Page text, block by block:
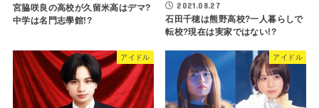
宮脇咲良の高校が久留米高はデマ?
中学は名門志學館!?
2021.08.27
石田千穂は熊野高校?一人暮らしで
転校?現在は実家ではない!?
アイドル アイドル